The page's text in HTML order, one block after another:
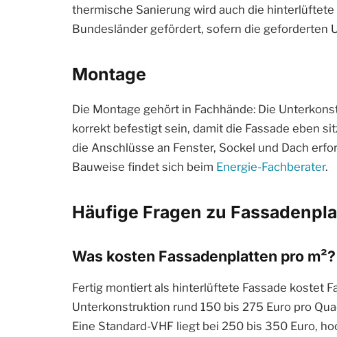
thermische Sanierung wird auch die
Bundesländer gefördert, sofern die geforderten
Montage
Die Montage gehört in Fachhände: Die
korrekt befestigt sein, damit die Fassade eben
die Anschlüsse an Fenster, Sockel und Dach
Bauweise findet sich beim Energie-Fachberater.
Häufige Fragen zu
Was kosten Fassadenplatten pro m²?
Fertig montiert als hinterlüftete Fassade kostet
Unterkonstruktion rund 150 bis 275 Euro pro
Eine Standard-VHF liegt bei 250 bis 350 Euro,